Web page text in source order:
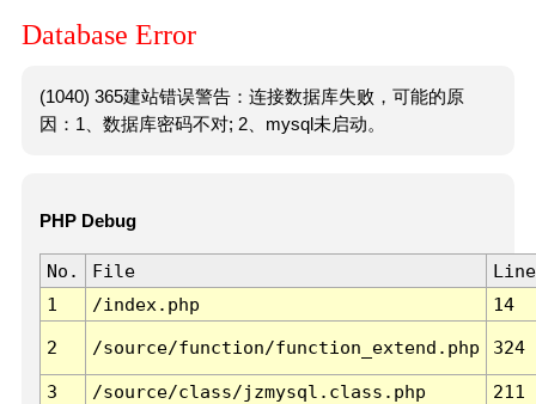
Database Error
(1040) 365建站错误警告：连接数据库失败，可能的原
因：1、数据库密码不对; 2、mysql未启动。
PHP Debug
No. File
Line
1
/index.php 14
2 /source/function/function_extend.php 324
3 /source/class/jzmysql.class.php
211